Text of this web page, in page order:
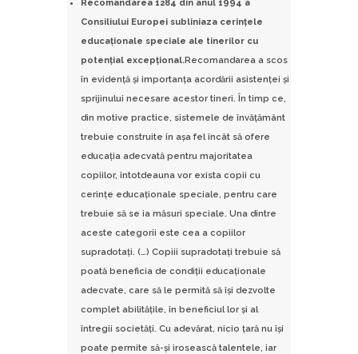
Recomandarea 1284 din anul 1994 a
Consiliului Europei subliniaza cerinţele
educaţionale speciale ale tinerilor cu
potenţial excepţional.Recomandarea a scos
în evidenţă şi importanţa acordării asistenţei şi
sprijinului necesare acestor tineri. În timp ce,
din motive practice, sistemele de învăţământ
trebuie construite în aşa fel încât să ofere
educaţia adecvată pentru majoritatea
copiilor, întotdeauna vor exista copii cu
cerinţe educaţionale speciale, pentru care
trebuie să se ia măsuri speciale. Una dintre
aceste categorii este cea a copiilor
supradotaţi. (…) Copiii supradotaţi trebuie să
poată beneficia de condiţii educaţionale
adecvate, care să le permită să îşi dezvolte
complet abilităţile, în beneficiul lor şi al
întregii societăţi. Cu adevărat, nicio ţară nu îşi
poate permite să-şi irosească talentele, iar